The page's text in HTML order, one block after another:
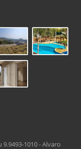
9.9493-1010 - Alvaro